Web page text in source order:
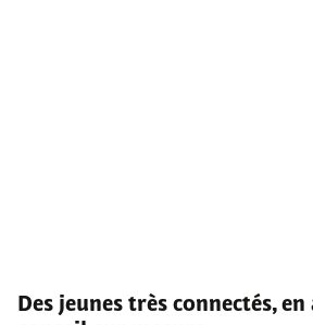
Des jeunes très connectés,